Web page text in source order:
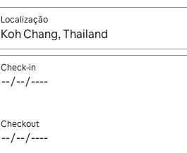
Localização
Quando os resultados estiverem
Check-in
Checkout